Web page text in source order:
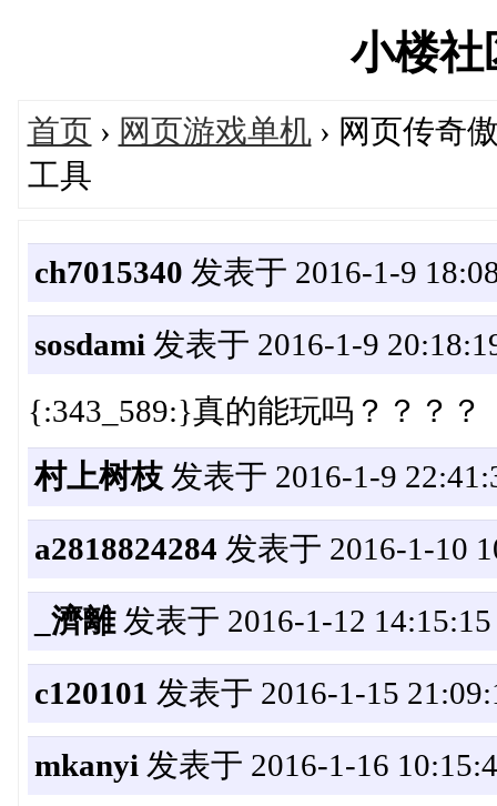
小楼社
首页 › 网页游戏单机› 网页传奇
工具
ch7015340 发表于 2016-1-9
sosdami 发表于 2016-1-9
{:343_589:}真的能玩吗？？？？
村上树枝发表于 2016-1-9
a2818824284 发表于 2016-1-10
_濟離发表于 2016-1-12 14:15:15
c120101 发表于 2016-1-15
mkanyi 发表于 2016-1-16